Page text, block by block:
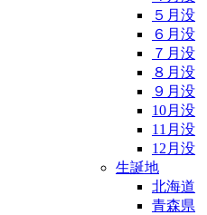
５月没
６月没
７月没
８月没
９月没
10月没
11月没
12月没
生誕地
北海道
青森県